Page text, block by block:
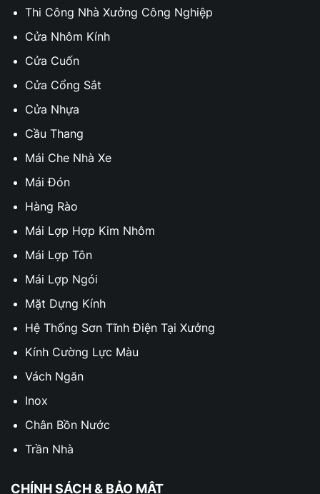
Thi Công Nhà Xưởng Công Nghiệp
Cửa Nhôm Kính
Cửa Cuốn
Cửa Cổng Sắt
Cửa Nhựa
Cầu Thang
Mái Che Nhà Xe
Mái Đón
Hàng Rào
Mái Lợp Hợp Kim Nhôm
Mái Lợp Tôn
Mái Lợp Ngói
Mặt Dựng Kính
Hệ Thống Sơn Tĩnh Điện Tại Xưởng
Kính Cường Lực Màu
Vách Ngăn
Inox
Chân Bồn Nước
Trần Nhà
CHÍNH SÁCH & BẢO MẬT